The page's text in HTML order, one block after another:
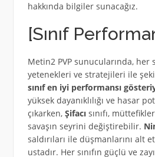
hakkında bilgiler sunacağız.
[Sınıf
Metin2 PVP sunucularında, her
yetenekleri ve stratejileri ile
sınıf en iyi performansı
yüksek dayanıklılığı ve hasar
çıkarken, Şifacısınıfı,
savaşın seyrini değiştirebilir.
saldırıları ile düşmanlarını alt
ustadır. Her sınıfın güçlü ve